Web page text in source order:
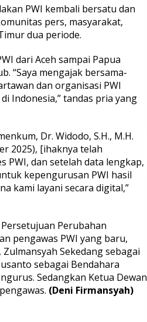
PWI kembali bersatu dan
pers, masyarakat,
dua periode.
dari Aceh sampai Papua
“Saya mengajak bersama-
dan organisasi PWI
Indonesia,” tandas pria yang
Dr. Widodo, S.H., M.H.
2025), [ihaknya telah
PWI, dan setelah data lengkap,
kepengurusan PWI hasil
kami layani secara digital,”
Perubahan
pengawas PWI yang baru,
Sekedang sebagai
sebagai Bendahara
Sedangkan Ketua Dewan
(Deni Firmansyah)